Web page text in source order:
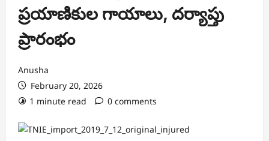
ప్రయాణికుల గాయాలు, దర్యాప్తు
ప్రారంభం
Anusha
February 20, 2026
1 minute read
0 comments